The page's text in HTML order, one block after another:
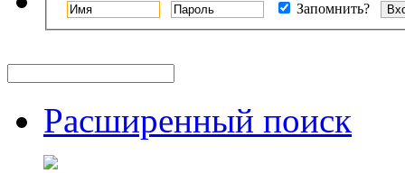
Запомнить?
Расширенный поиск